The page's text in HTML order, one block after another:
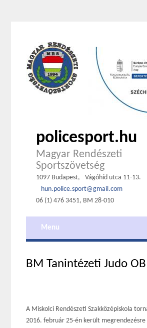
policesport.hu
Magyar Rendészeti
Sportszövetség
1097 Budapest,
Vágóhíd utca 11-13.
hun.police.sport@gmail.com
06 (1) 476 3451, BM 28-010
Menu
BM Tanintézeti Judo OB
A Miskolci Rendészeti Szakközépiskola
2016. február 25-én került megrendezésre